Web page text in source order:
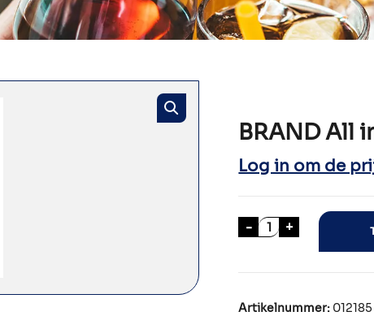
BRAND All
Log in om de
- BRAND All in One
+
Artikelnummer: 012185